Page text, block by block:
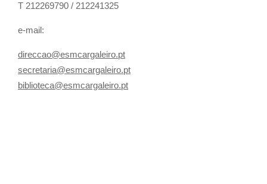
T 212269790 / 212241325
e-mail:
direccao@esmcargaleiro.pt
secretaria@esmcargaleiro.pt
biblioteca@esmcargaleiro.pt